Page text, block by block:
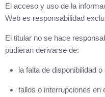
El acceso y uso de la
Web es responsabilidad
El titular no se hace
pudieran derivarse de:
la falta de disponibilidad
fallos o interrupciones